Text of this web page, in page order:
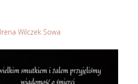
Irena Wilczek Sowa